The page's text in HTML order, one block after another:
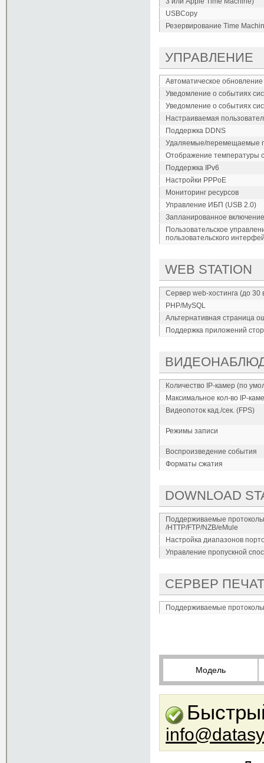
USBCopy
Резервирование Time
УПРАВЛЕНИЕ
Автоматическое
Уведомление о событиях
Уведомление о событиях
Настраиваемая
Поддержка DDNS
Удаляемые/перемещаемые
Отображение температуры
Поддержка IPv6
Настройки PPPoE
Мониторинг ресурсов
Управление ИБП (USB 2.0)
Запланированное
Пользовательское
пользовательского
WEB STATION
Сервер web-хостинга (до 30
PHP/MySQL
Альтернативная страница
Поддержка приложений
Количество IP-камер (по
Максимальное кол-во IP-
Видеопоток кад./сек. (FPS)
Режимы записи
Воспроизведение события
Форматы сжатия
DOWNLOAD
Поддерживаемые протоколы
/HTTP/FTP/NZB/eMule
Настройка диапазонов
Управление пропускной
СЕРВЕР
Поддерживаемые протоколы
Модель